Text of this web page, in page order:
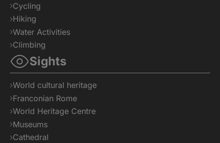
Cycling
Hiking
Water Activities
Climbing
Sights
World cultural heritage
Franconian Rome
World Heritage Centre
Museums
Cathedral